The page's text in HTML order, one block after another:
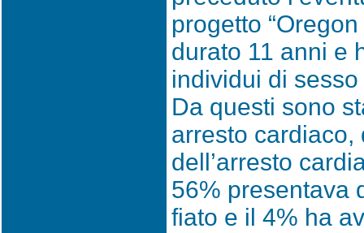
progetto
durato 11 anni e
individui di
Da questi sono
arresto cardiaco,
dell’arresto
56% presentava
fiato e il 4% ha